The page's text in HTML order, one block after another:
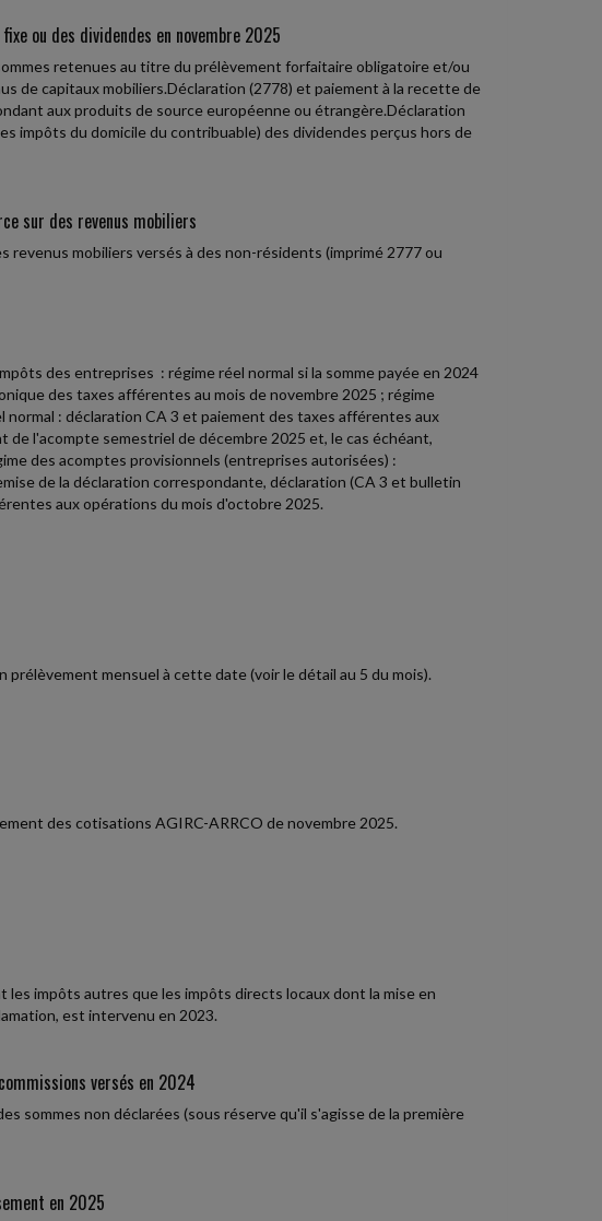
ou des dividendes en novembre 2025
retenues au titre du prélèvement forfaitaire obligatoire et/ou
de capitaux mobiliers.Déclaration (2778) et paiement à la recette de
aux produits de source européenne ou étrangère.Déclaration
impôts du domicile du contribuable) des dividendes perçus hors de
sur des revenus mobiliers
mobiliers versés à des non-résidents (imprimé 2777 ou
des entreprises : régime réel normal si la somme payée en 2024
des taxes afférentes au mois de novembre 2025 ; régime
: déclaration CA 3 et paiement des taxes afférentes aux
l'acompte semestriel de décembre 2025 et, le cas échéant,
des acomptes provisionnels (entreprises autorisées) :
de la déclaration correspondante, déclaration (CA 3 et bulletin
aux opérations du mois d'octobre 2025.
mensuel à cette date (voir le détail au 5 du mois).
des cotisations AGIRC-ARRCO de novembre 2025.
impôts autres que les impôts directs locaux dont la mise en
est intervenu en 2023.
versés en 2024
sommes non déclarées (sous réserve qu'il s'agisse de la première
en 2025